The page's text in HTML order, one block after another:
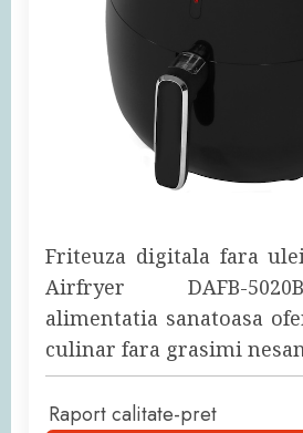
Friteuza digitala fara
Airfryer DAFB-
alimentatia sanatoasa
culinar fara grasimi
Raport calitate-pret